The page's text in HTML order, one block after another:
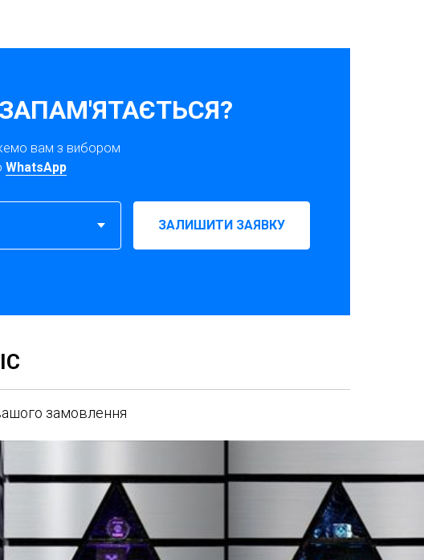
вам з вибором
WhatsApp
ЗАЛИШИТИ ЗАЯВКУ
замовлення